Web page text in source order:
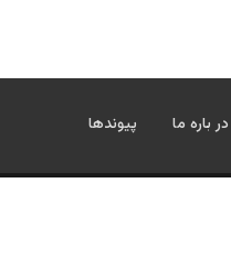
در باره ما پیوندها